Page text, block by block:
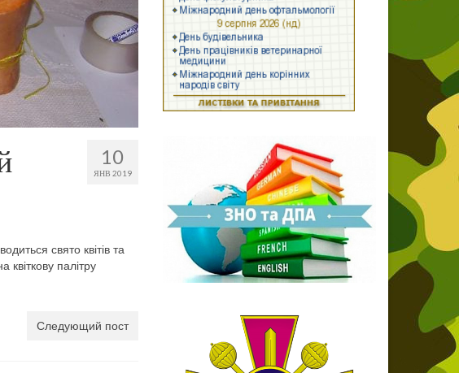
10
ЯНВ 2019
свято квітів та
палітру
Следующий пост